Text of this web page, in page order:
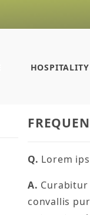
HOSPITALITY
Q. Lorem
A.
convallis